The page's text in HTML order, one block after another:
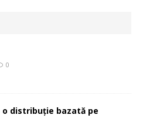
0
o distribuție bazată pe